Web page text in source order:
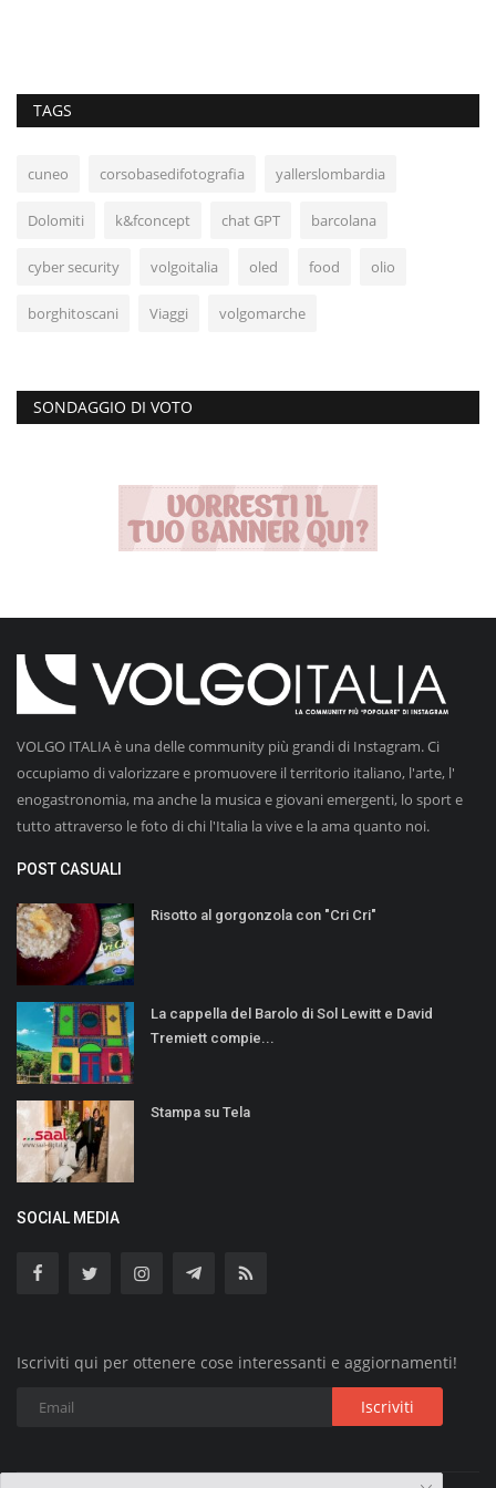
TAGS
cuneo corsobasedifotografia yallerslombardia
Dolomiti k&fconcept chat GPT barcolana
cyber security volgoitalia oled food olio
borghitoscani Viaggi volgomarche
SONDAGGIO DI VOTO
VOLGO ITALIA è una delle community più grandi di Instagram. Ci
occupiamo di valorizzare e promuovere il territorio italiano, l'arte, l'
enogastronomia, ma anche la musica e giovani emergenti, lo sport e
tutto attraverso le foto di chi l'Italia la vive e la ama quanto noi.
POST CASUALI
Risotto al gorgonzola con "Cri Cri"
La cappella del Barolo di Sol Lewitt e David
Tremiett compie...
Stampa su Tela
SOCIAL MEDIA
Iscriviti qui per ottenere cose interessanti e aggiornamenti!
Iscriviti